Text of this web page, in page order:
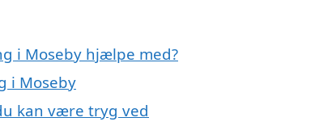
i Moseby hjælpe med?
i Moseby
kan være tryg ved